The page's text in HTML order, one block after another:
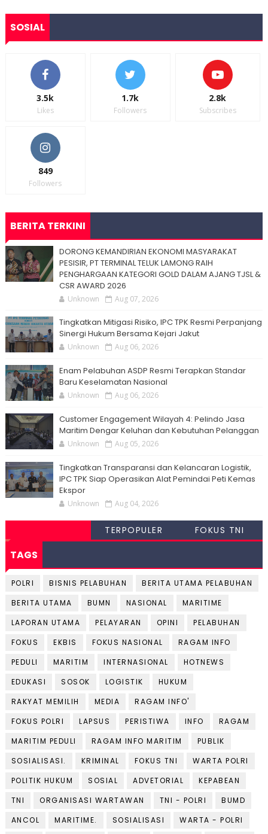
SOSIAL
3.5k
Likes
1.7k
Followers
2.8k
Subscribes
849
Followers
BERITA TERKINI
DORONG KEMANDIRIAN EKONOMI MASYARAKAT
PESISIR, PT TERMINAL TELUK LAMONG RAIH
PENGHARGAAN KATEGORI GOLD DALAM AJANG TJSL &
CSR AWARD 2026
Unknown Aug 07, 2026
Tingkatkan Mitigasi Risiko, IPC TPK Resmi Perpanjang
Sinergi Hukum Bersama Kejari Jakut
Unknown Aug 06, 2026
Enam Pelabuhan ASDP Resmi Terapkan Standar
Baru Keselamatan Nasional
Unknown Aug 06, 2026
Customer Engagement Wilayah 4: Pelindo Jasa
Maritim Dengar Keluhan dan Kebutuhan Pelanggan
Unknown Aug 05, 2026
Tingkatkan Transparansi dan Kelancaran Logistik,
IPC TPK Siap Operasikan Alat Pemindai Peti Kemas
Ekspor
Unknown Aug 04, 2026
TERPOPULER FOKUS TNI
TAGS
POLRI BISNIS PELABUHAN
BERITA UTAMA PELABUHAN
BERITA UTAMA
BUMN NASIONAL
MARITIME
LAPORAN UTAMA
PELAYARAN OPINI
PELABUHAN
FOKUS
EKBIS FOKUS NASIONAL
RAGAM INFO
PEDULI
MARITIM INTERNASIONAL
HOTNEWS
EDUKASI
SOSOK LOGISTIK
HUKUM
RAKYAT MEMILIH
MEDIA
RAGAM INFO'
FOKUS POLRI
LAPSUS PERISTIWA INFO
RAGAM
MARITIM PEDULI
RAGAM INFO MARITIM
PUBLIK
SOSIALISASI.
KRIMINAL FOKUS TNI
WARTA POLRI
POLITIK HUKUM
SOSIAL ADVETORIAL
KEPABEAN
TNI
ORGANISASI WARTAWAN TNI - POLRI
BUMD
ANCOL
MARITIME. SOSIALISASI
WARTA - POLRI